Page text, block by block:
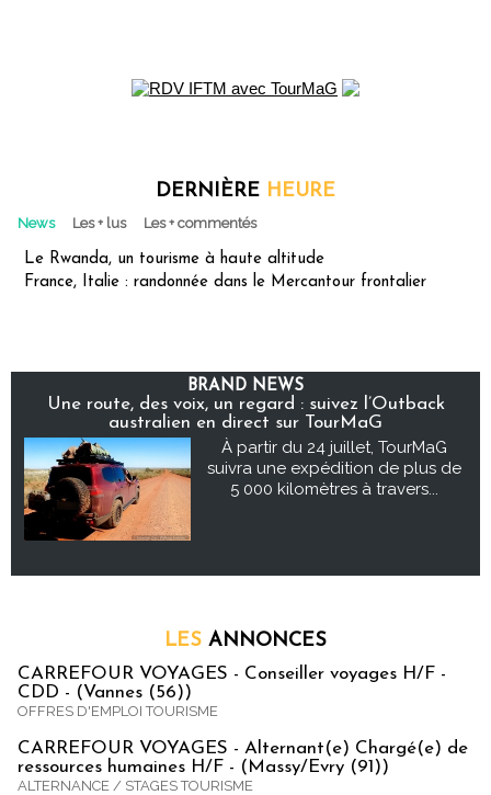
DERNIÈRE HEURE
News Les + lus Les + commentés
Le Rwanda, un tourisme à haute altitude
France, Italie : randonnée dans le Mercantour frontalier
BRAND NEWS
Une route, des voix, un regard : suivez l’Outback
australien en direct sur TourMaG
À partir du 24 juillet, TourMaG
suivra une expédition de plus de
5 000 kilomètres à travers...
LES ANNONCES
CARREFOUR VOYAGES - Conseiller voyages H/F -
CDD - (Vannes (56))
OFFRES D'EMPLOI TOURISME
CARREFOUR VOYAGES - Alternant(e) Chargé(e) de
ressources humaines H/F - (Massy/Evry (91))
ALTERNANCE / STAGES TOURISME